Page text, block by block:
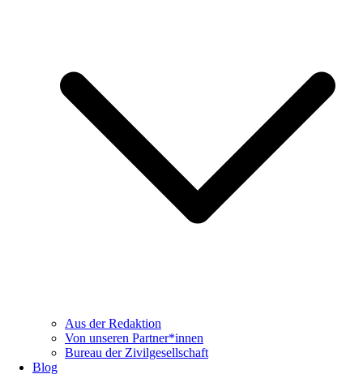
Aus der Redaktion
Von unseren Partner*innen
Bureau der Zivilgesellschaft
Blog